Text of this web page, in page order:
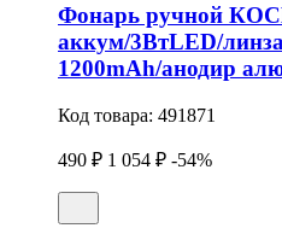
Фонарь ручной
аккум/3ВтLED/
1200mAh/анодир
Код товара: 491871
490 ₽ 1 054 ₽ -54%